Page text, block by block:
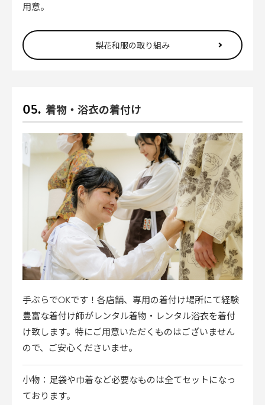
用意。
梨花和服の取り組み
着物・浴衣の着付け
手ぶらでOKです！各店舗、専用の着付け場所にて経験
豊富な着付け師がレンタル着物・レンタル浴衣を着付
け致します。特にご用意いただくものはございません
ので、ご安心くださいませ。
小物：足袋や巾着など必要なものは全てセットになっ
ております。